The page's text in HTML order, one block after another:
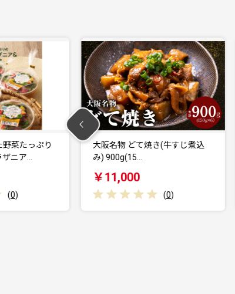
き(牛すじ煮込
(
やみつき 国産鶏もも味噌焼き
900g(150g×…
￥11,000
(